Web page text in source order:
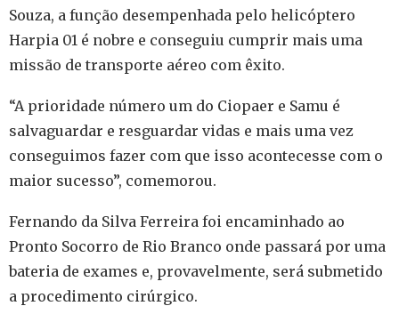
Souza, a função desempenhada pelo helicóptero
Harpia 01 é nobre e conseguiu cumprir mais uma
missão de transporte aéreo com êxito.
“A prioridade número um do Ciopaer e Samu é
salvaguardar e resguardar vidas e mais uma vez
conseguimos fazer com que isso acontecesse com o
maior sucesso”, comemorou.
Fernando da Silva Ferreira foi encaminhado ao
Pronto Socorro de Rio Branco onde passará por uma
bateria de exames e, provavelmente, será submetido
a procedimento cirúrgico.